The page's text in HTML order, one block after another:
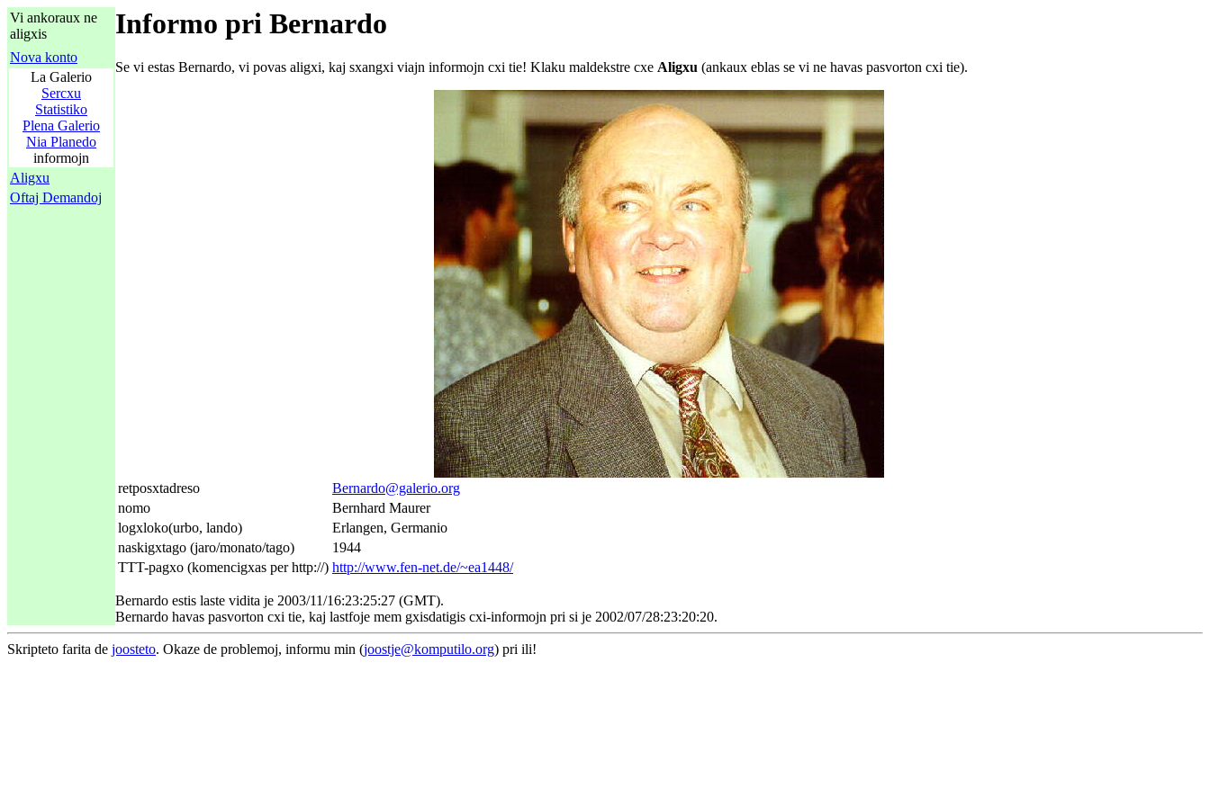
Vi ankoraux ne
aligxis
Nova konto
La Galerio
Sercxu
Statistiko
Plena Galerio
Nia Planedo
informojn
Aligxu
Oftaj Demandoj
Informo pri Bernardo
Se vi estas Bernardo, vi povas aligxi, kaj sxangxi viajn informojn cxi tie! Klaku maldekstre cxe Aligxu (ankaux eblas se vi ne havas pasvorton cxi tie).
retposxtadreso
Bernardo@galerio.org
nomo
Bernhard Maurer
logxloko(urbo, lando)
Erlangen, Germanio
naskigxtago (jaro/monato/tago)
1944
TTT-pagxo (komencigxas per http://) http://www.fen-net.de/~ea1448/
Bernardo estis laste vidita je 2003/11/16:23:25:27 (GMT).
Bernardo havas pasvorton cxi tie, kaj lastfoje mem gxisdatigis cxi-informojn pri si je 2002/07/28:23:20:20.
Skripteto farita de joosteto. Okaze de problemoj, informu min (joostje@komputilo.org) pri ili!